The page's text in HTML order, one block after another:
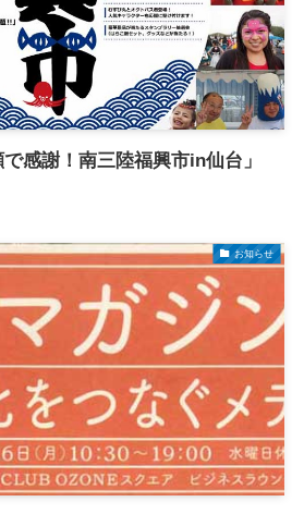
感謝！南三陸福興市in仙台」
お知らせ